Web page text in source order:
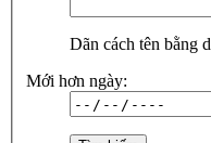
Dãn cách tên bằng
Mới hơn ngày: